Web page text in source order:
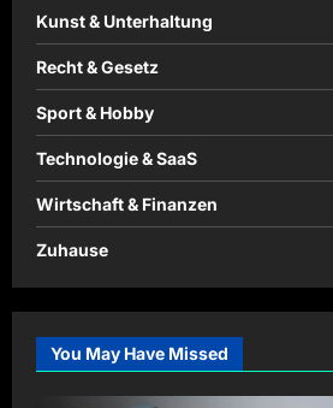
Kunst & Unterhaltung
Recht & Gesetz
Sport & Hobby
Technologie & SaaS
Wirtschaft & Finanzen
Zuhause
You May Have Missed